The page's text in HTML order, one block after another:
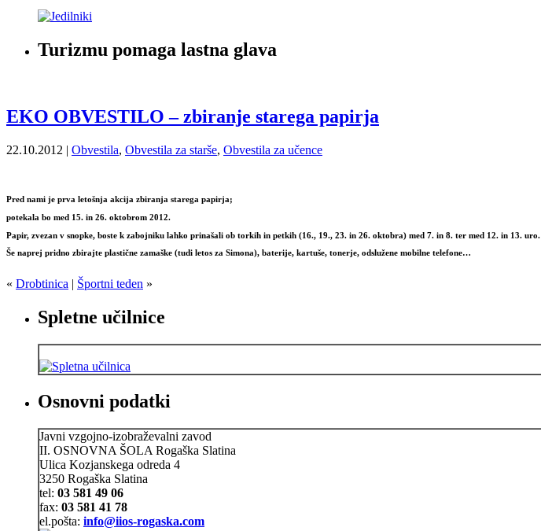
Turizmu pomaga lastna glava
EKO OBVESTILO – zbiranje starega papirja
22.10.2012 | Obvestila, Obvestila za starše, Obvestila za učence
Pred nami je prva letošnja akcija zbiranja starega papirja;
potekala bo med 15. in 26. oktobrom 2012.
Papir, zvezan v snopke, boste k zabojniku lahko prinašali ob torkih in petkih (16., 19., 23. in 26. oktobra) med 7. in 8. ter med 12. in 13. uro.
Še naprej pridno zbirajte plastične zamaške (tudi letos za Simona), baterije, kartuše, tonerje, odslužene mobilne telefone…
« Drobtinica | Športni teden »
Spletne učilnice
Osnovni podatki
Javni vzgojno-izobraževalni zavod
II. OSNOVNA ŠOLA Rogaška Slatina
Ulica Kozjanskega odreda 4
3250 Rogaška Slatina
tel: 03 581 49 06
fax: 03 581 41 78
el.pošta: info@iios-rogaska.com